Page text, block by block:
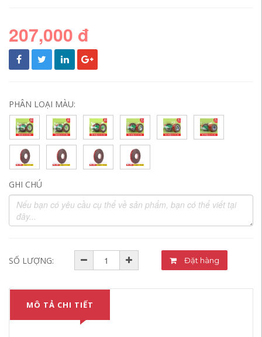
207,000 đ
PHÂN LOẠI MÀU:
GHI CHÚ
SỐ LƯỢNG: Đặt hàng
MÔ TẢ CHI TIẾT